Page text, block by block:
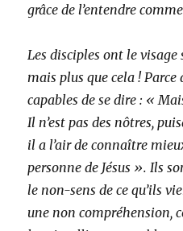
grâce de l’entendre
Les disciples ont le
mais plus que cela ! Parce
capables de se dire : «
Il n’est pas des nôtres,
il a l’air de connaître
personne de Jésus ». Ils
le non-sens de ce qu’ils
une non compréhension,